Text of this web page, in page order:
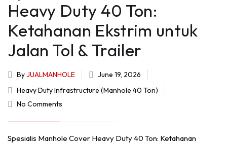
Heavy Duty 40 Ton:
Ketahanan Ekstrim untuk
Jalan Tol & Trailer
ByJUALMANHOLE
June 19, 2026
Heavy Duty Infrastructure (Manhole 40 Ton)
No Comments
Spesialis Manhole Cover Heavy Duty 40 Ton: Ketahanan